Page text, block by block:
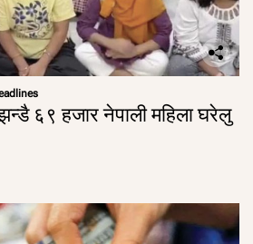
६९ हजार नेपाली महिला घरेलु